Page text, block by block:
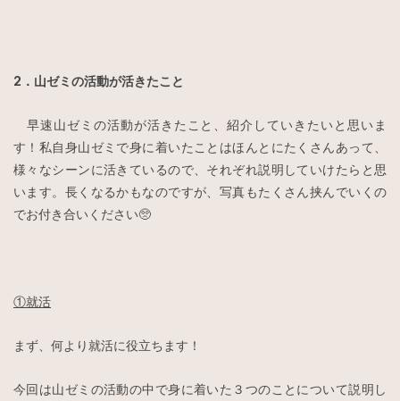
2．山ゼミの活動が活きたこと
早速山ゼミの活動が活きたこと、紹介していきたいと思いま
す！私自身山ゼミで身に着いたことはほんとにたくさんあって、
様々なシーンに活きているので、それぞれ説明していけたらと思
います。長くなるかもなのですが、写真もたくさん挟んでいくの
でお付き合いください🥺
①就活
まず、何より就活に役立ちます！
今回は山ゼミの活動の中で身に着いた３つのことについて説明し